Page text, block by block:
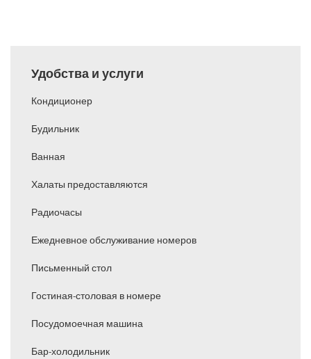
Удобства и услуги
Кондиционер
Будильник
Ванная
Халаты предоставляются
Радиочасы
Ежедневное обслуживание номеров
Письменный стол
Гостиная-столовая в номере
Посудомоечная машина
Бар-холодильник